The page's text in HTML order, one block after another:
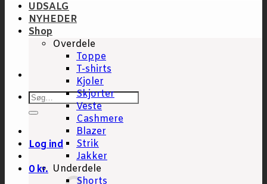
Søg
efter:
Log ind
0 kr.
UDSALG
NYHEDER
Shop
Overdele
Toppe
T-shirts
Kjoler
Skjorter
Veste
Cashmere
Blazer
Strik
Jakker
Underdele
Shorts